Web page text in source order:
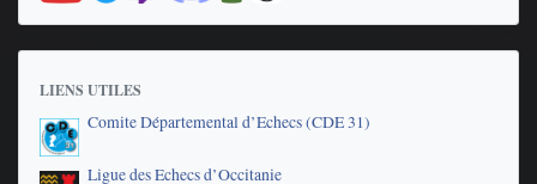
LIENS UTILES
Comite Départemental d’Echecs (CDE 31)
Ligue des Echecs d’Occitanie